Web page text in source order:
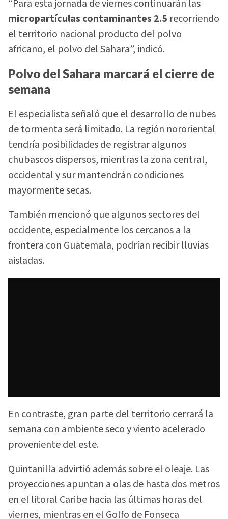
“Para esta jornada de viernes continuarán las
micropartículas contaminantes 2.5 recorriendo
el territorio nacional producto del polvo
africano, el polvo del Sahara”, indicó.
Polvo del Sahara marcará el cierre de
semana
El especialista señaló que el desarrollo de nubes
de tormenta será limitado. La región nororiental
tendría posibilidades de registrar algunos
chubascos dispersos, mientras la zona central,
occidental y sur mantendrán condiciones
mayormente secas.
También mencionó que algunos sectores del
occidente, especialmente los cercanos a la
frontera con Guatemala, podrían recibir lluvias
aisladas.
En contraste, gran parte del territorio cerrará la
semana con ambiente seco y viento acelerado
proveniente del este.
Quintanilla advirtió además sobre el oleaje. Las
proyecciones apuntan a olas de hasta dos metros
en el litoral Caribe hacia las últimas horas del
viernes, mientras en el Golfo de Fonseca